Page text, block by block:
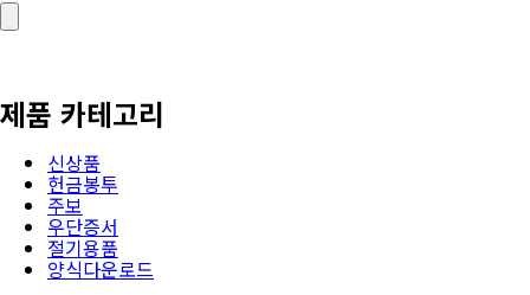
제품 카테고리
신상품
헌금봉투
주보
우단증서
절기용품
양식다운로드